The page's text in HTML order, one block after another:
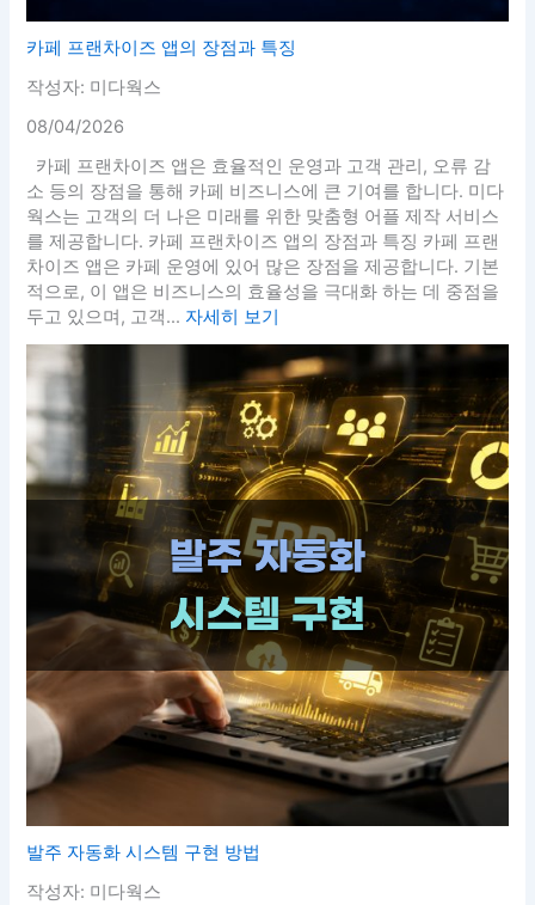
카페 프랜차이즈 앱의 장점과 특징
작성자: 미다웍스
08/04/2026
카페 프랜차이즈 앱은 효율적인 운영과 고객 관리, 오류 감
소 등의 장점을 통해 카페 비즈니스에 큰 기여를 합니다. 미다
웍스는 고객의 더 나은 미래를 위한 맞춤형 어플 제작 서비스
를 제공합니다. 카페 프랜차이즈 앱의 장점과 특징 카페 프랜
차이즈 앱은 카페 운영에 있어 많은 장점을 제공합니다. 기본
적으로, 이 앱은 비즈니스의 효율성을 극대화 하는 데 중점을
두고 있으며, 고객... 자세히 보기
발주 자동화 시스템 구현 방법
작성자: 미다웍스